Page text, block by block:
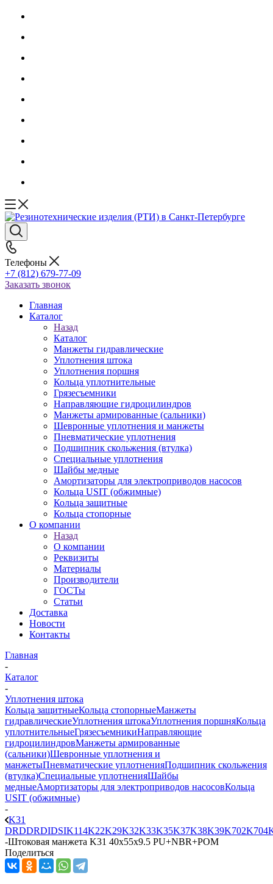
Телефоны
+7 (812) 679-77-09
Заказать звонок
Главная
Каталог
Назад
Каталог
Манжеты гидравлические
Уплотнения штока
Уплотнения поршня
Кольца уплотнительные
Грязесъемники
Направляющие гидроцилиндров
Манжеты армированные (сальники)
Шевронные уплотнения и манжеты
Пневматические уплотнения
Подшипник скольжения (втулка)
Специальные уплотнения
Шайбы медные
Амортизаторы для электроприводов насосов
Кольца USIT (обжимные)
Кольца защитные
Кольца стопорные
О компании
Назад
О компании
Реквизиты
Материалы
Производители
ГОСТы
Статьи
Доставка
Новости
Контакты
Главная
-
Каталог
-
Уплотнения штока
Кольца защитныеКольца стопорныеМанжеты
гидравлическиеУплотнения штокаУплотнения поршняКольца
уплотнительныеГрязесъемникиНаправляющие
гидроцилиндровМанжеты армированные
(сальники)Шевронные уплотнения и
манжетыПневматические уплотненияПодшипник скольжения
(втулка)Специальные уплотненияШайбы
медныеАмортизаторы для электроприводов насосовКольца
USIT (обжимные)
-
K31
DRDDRDIDSIK114K22K29K32K33K35K37K38K39K702K704
-Штоковая манжета K31 40x55x9.5 PU+NBR+POM
Поделиться